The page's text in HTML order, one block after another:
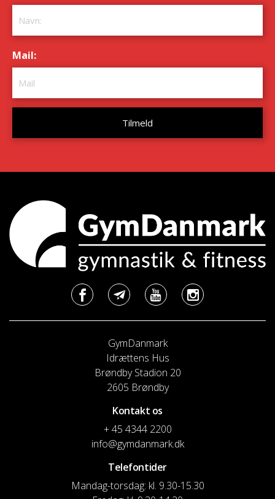
Mail:
GymDanmark
Idrættens Hus
Brøndby Stadion 20
2605 Brøndby
Kontakt os
+ 45 4344 2200
info@gymdanmark.dk
Telefontider
Mandag-torsdag: kl. 9.30-15.30